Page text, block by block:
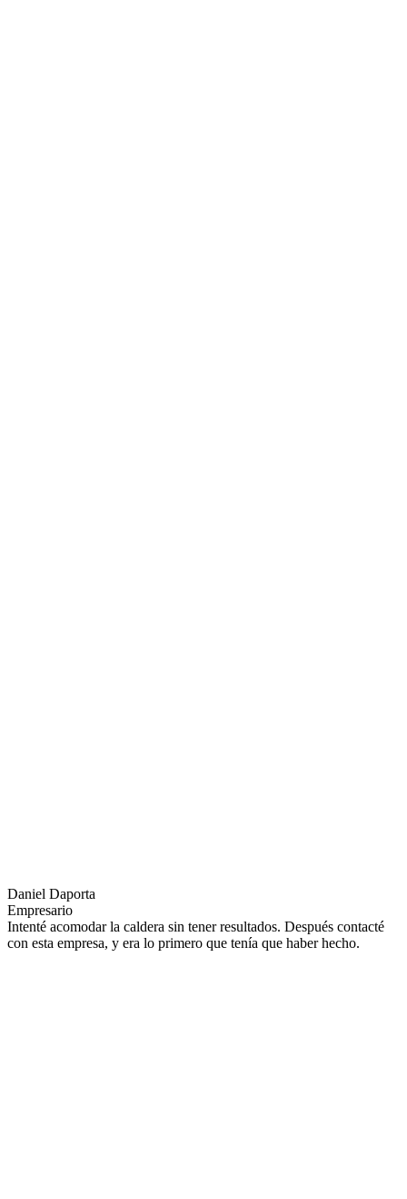
Daniel Daporta
Empresario
Intenté acomodar la caldera sin tener resultados. Después contacté
con esta empresa, y era lo primero que tenía que haber hecho.